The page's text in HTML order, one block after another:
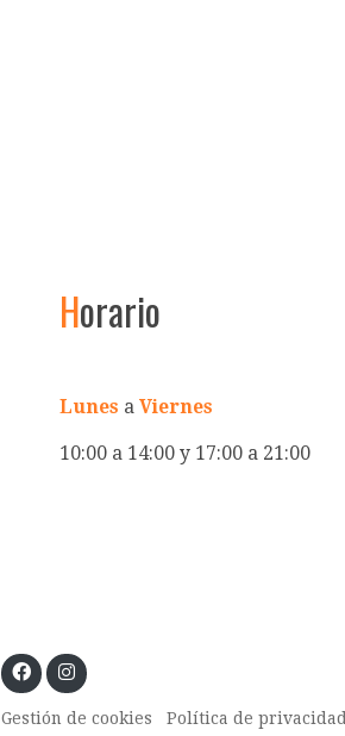
Horario
Lunes a Viernes
10:00 a 14:00 y 17:00 a 21:00
Gestión de cookies Política de privacidad